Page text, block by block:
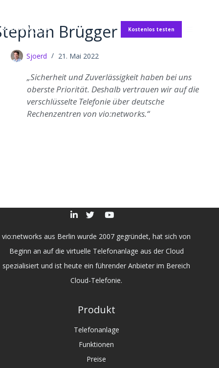
Kostenlos testen
Brügger
Sjoerd 21. Mai 2022
„Sicherheit und Zuverlässigkeit haben bei uns
oberste Priorität. Deshalb vertrauen wir auf die
verschlüsselte Telefonie über deutsche
Rechenzentren von vio:networks.“
vio:networks aus Berlin wurde 2007 gegründet, hat sich von
Beginn an auf die virtuelle Telefonanlage aus der Cloud
spezialisiert und ist heute ein führender Anbieter im Bereich
Cloud-Telefonie.
Produkt
Telefonanlage
Funktionen
Preise